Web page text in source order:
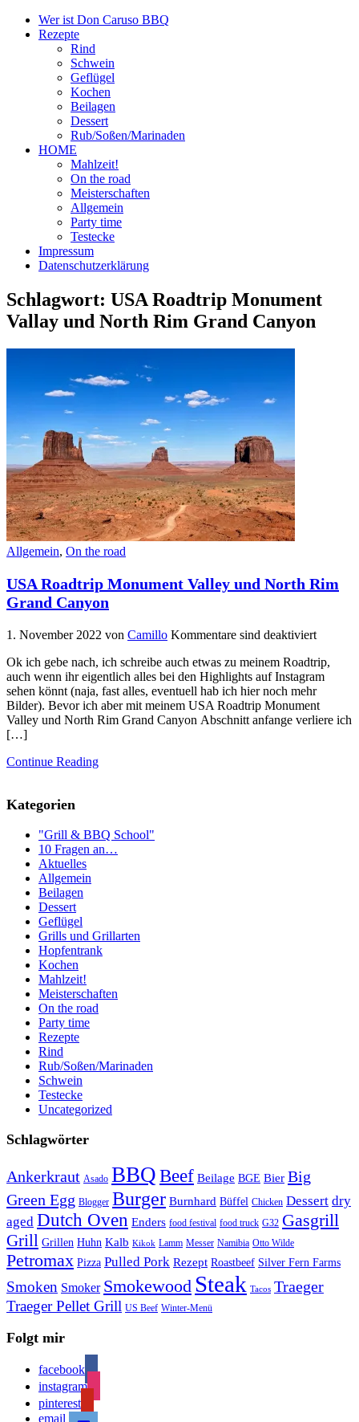
Wer ist Don Caruso BBQ
Rezepte
Rind
Schwein
Geflügel
Kochen
Beilagen
Dessert
Rub/Soßen/Marinaden
HOME
Mahlzeit!
On the road
Meisterschaften
Allgemein
Party time
Testecke
Impressum
Datenschutzerklärung
Schlagwort: USA Roadtrip Monument
Vallay und North Rim Grand Canyon
Allgemein, On the road
USA Roadtrip Monument Valley und North Rim
Grand Canyon
1. November 2022 von Camillo Kommentare sind deaktiviert
Ok ich gebe nach, ich schreibe auch etwas zu meinem Roadtrip,
auch wenn ihr eigentlich alles bei den Highlights auf Instagram
sehen könnt (naja, fast alles, eventuell hab ich hier noch mehr
Bilder). Bevor ich aber mit meinem USA Roadtrip Monument
Valley und North Rim Grand Canyon Abschnitt anfange verliere ich
[…]
Continue Reading
Kategorien
"Grill & BBQ School"
10 Fragen an…
Aktuelles
Allgemein
Beilagen
Dessert
Geflügel
Grills und Grillarten
Hopfentrank
Kochen
Mahlzeit!
Meisterschaften
On the road
Party time
Rezepte
Rind
Rub/Soßen/Marinaden
Schwein
Testecke
Uncategorized
Schlagwörter
Ankerkraut Asado BBQBeef Beilage BGE Bier Big
Green Egg Blogger Burger Burnhard Büffel Chicken Dessert dry
aged Dutch Oven Enders food festival food truck G32 Gasgrill
Grill Grillen Huhn Kalb Kikok Lamm Messer Namibia Otto Wilde
Petromax Pizza Pulled Pork Rezept Roastbeef Silver Fern Farms
Smoken Smoker Smokewood Steak Tacos Traeger
Traeger Pellet Grill US Beef Winter-Menü
Folgt mir
facebook
instagram
pinterest
email